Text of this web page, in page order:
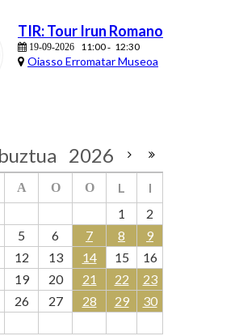
TIR: Tour Irun Romano
19-09-2026 11:00- 12:30
Oiasso Erromatar Museoa
2026
A O O L
I
1
2
5 6 7 8
9
12 13 14 15
16
19 20 21 22
23
26 27 28 29
30